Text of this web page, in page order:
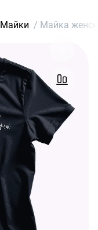
Майки / Майка